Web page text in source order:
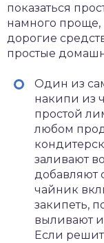
показаться
намного проще,
дорогие
простые
Один из
накипи из
простой
любом
заливают
добавляют
чайник
закипеть,
выливают и
Если